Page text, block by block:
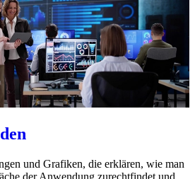
und Grafiken, die erklären, wie man
der Anwendung zurechtfindet und